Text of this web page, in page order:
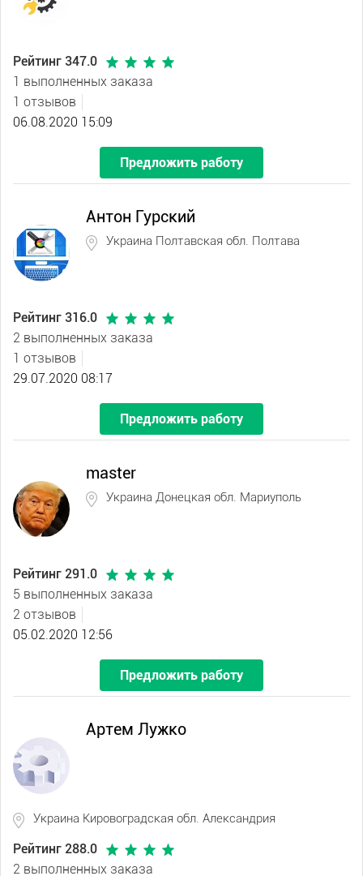
Рейтинг 347.0
1 выполненных заказа
1 отзывов
06.08.2020 15:09
Предложить работу
Антон Гурский
Украина Полтавская обл. Полтава
Рейтинг 316.0
2 выполненных заказа
1 отзывов
29.07.2020 08:17
Предложить работу
master
Украина Донецкая обл. Мариуполь
Рейтинг 291.0
5 выполненных заказа
2 отзывов
05.02.2020 12:56
Предложить работу
Артем Лужко
Украина Кировоградская обл. Александрия
Рейтинг 288.0
2 выполненных заказа